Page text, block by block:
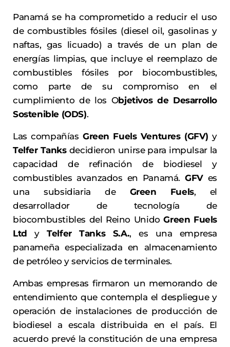
Panamá se ha comprometido a reducir el uso
de combustibles fósiles (diesel oil, gasolinas y
naftas, gas licuado) a través de un plan de
energías limpias, que incluye el reemplazo de
combustibles fósiles por biocombustibles,
como parte de su compromiso en el
cumplimiento de los Objetivos de Desarrollo
Sostenible (ODS).
Las compañías Green Fuels Ventures (GFV)y
Telfer Tanksdecidieron unirse para impulsar la
capacidad de refinación de biodiesel y
combustibles avanzados en Panamá. GFVes
una subsidiaria de Green Fuels, el
desarrollador de tecnología de
biocombustibles del Reino UnidoGreen Fuels
LtdyTelfer Tanks S.A., es una empresa
panameña especializada en almacenamiento
de petróleo y servicios de terminales.
Ambas empresas firmaron un memorando de
entendimiento que contempla el despliegue y
operación de instalaciones de producción de
biodiesel a escala distribuida en el país. El
acuerdo prevé la constitución de una empresa